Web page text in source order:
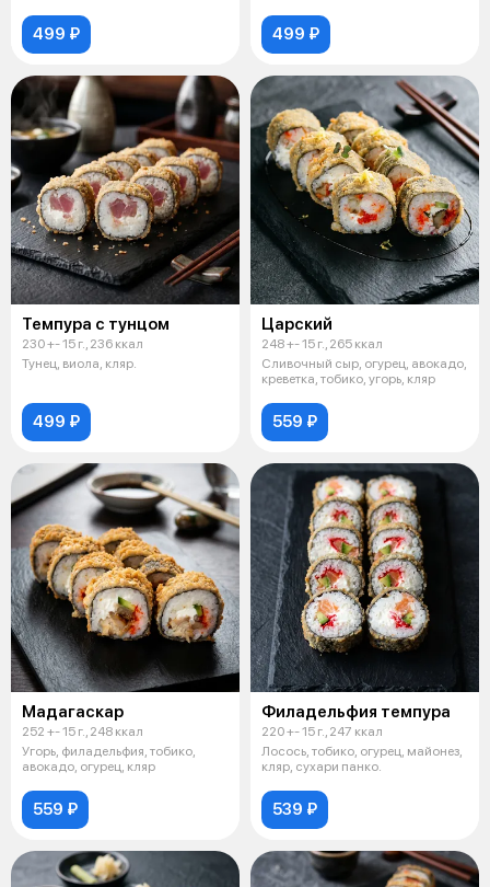
499 ₽ 499 ₽
Темпура с тунцом
230 +- 15 г., 236 ккал
Тунец, виола, кляр.
499 ₽
Царский
248 +- 15 г., 265 ккал
Сливочный сыр, огурец, авокадо,
креветка, тобико, угорь, кляр
559 ₽
Мадагаскар
252 +- 15 г., 248 ккал
Угорь, филадельфия, тобико,
авокадо, огурец, кляр
559 ₽
Филадельфия темпура
220 +- 15 г., 247 ккал
Лосось, тобико, огурец, майонез,
кляр, сухари панко.
539 ₽